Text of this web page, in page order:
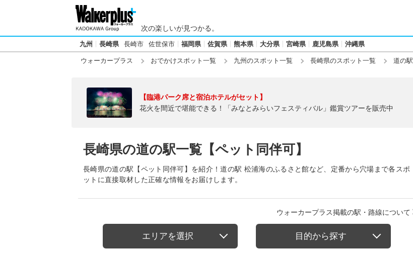
次の楽しいが見つかる。
九州 長崎県 長崎市 佐世保市 福岡県 佐賀県 熊本県 大分県 宮崎県 鹿児島県 沖縄県
ウォーカープラス おでかけスポット一覧 九州のスポット一覧 長崎県のスポット一覧 道の駅
【臨港パーク席と宿泊ホテルがセット】
花火を間近で堪能できる！「みなとみらいフェスティバル」鑑賞ツアーを販売中
長崎県の道の駅一覧【ペット同伴可】
長崎県の道の駅【ペット同伴可】を紹介！道の駅 松浦海のふるさと館など、定番から穴場まで各スポ
ットに直接取材した正確な情報をお届けします。
ウォーカープラス掲載の駅・路線について
エリアを選択 目的から探す